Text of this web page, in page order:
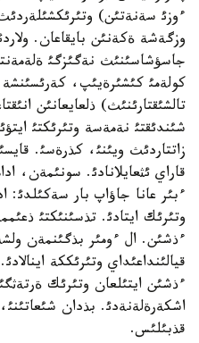
ءوزئ سةنةتئن)
وزگةشة ةكةنئن بايقاعان.
جاسؤشاسئنئث نةگئزگئ
كولةمئ كئشئرةيئپ،
تالشئقتارئنئث) ذلعايعانئن
شئندئقتئ نةمةسة وتئرئكتئ
زاتتاردئث ويئنئ، كذرةسئ.
قاراي ئثعايلانادئ. سونئمةن،
ءبئر عانا جاؤاپ بار سةكئلدئ:
وتئرئك ايتادئ. تذسئنئكتئ
ءذشئن. ال ءومئر بذگئنمةن
قيالئنداعئداي وتئرئككة
ءذشئن ايتئلعان وتئرئك
اشكةرةلةنةدئ. بذدان
قذبئلئس.